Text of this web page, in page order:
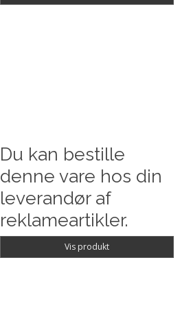
Du kan bestille
denne vare hos din
leverandør af
reklameartikler.
Vis produkt